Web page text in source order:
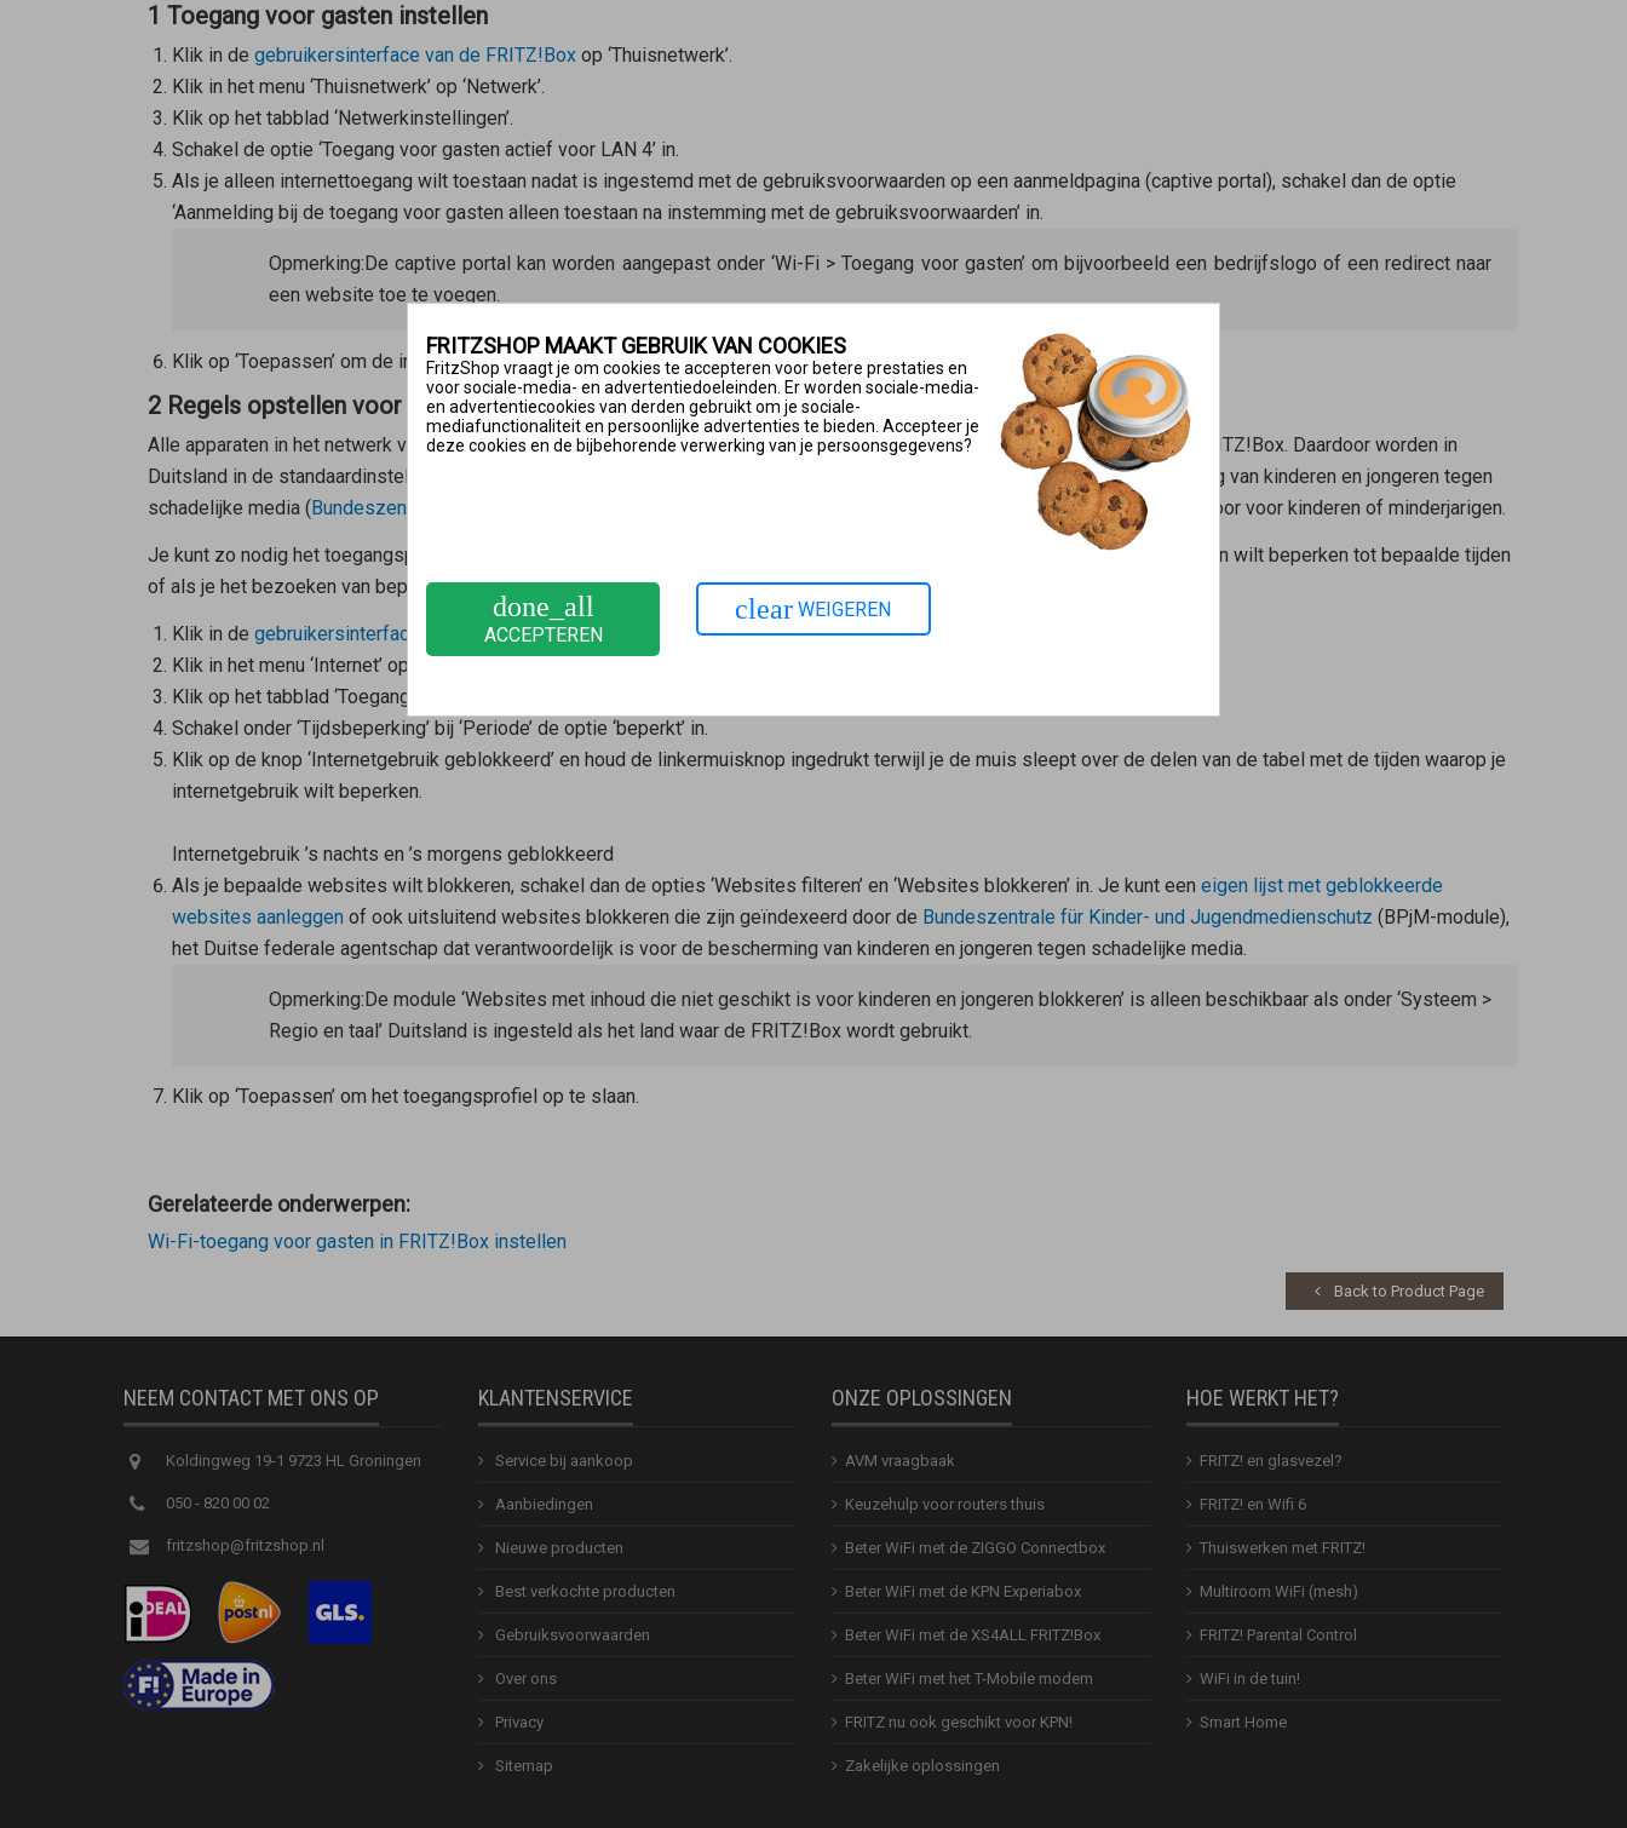
1 Toegang voor gasten instellen
Klik in de gebruikersinterface van de FRITZ!Boxop ‘Thuisnetwerk’.
Klik in het menu ‘Thuisnetwerk’ op ‘Netwerk’.
Klik op het tabblad ‘Netwerkinstellingen’.
Schakel de optie ‘Toegang voor gasten actief voor LAN 4’ in.
Als je alleen internettoegang wilt toestaan nadat is ingestemd met de gebruiksvoorwaarden op een aanmeldpagina (captive portal), schakel dan de optie
‘Aanmelding bij de toegang voor gasten alleen toestaan na instemming met de gebruiksvoorwaarden’ in.
Opmerking:De captive portal kan worden aangepast onder ‘Wi-Fi > Toegang voor gasten’ om bijvoorbeeld een bedrijfslogo of een redirect naar
een website toe te voegen.
Klik op ‘Toepassen’ om de instellingen op te slaan.
2 Regels opstellen voor internetgebruik via de toegang voor gasten
Alle apparaten in het netwerk voor gasten zijn ondergeschikt aan het toegangsprofiel ‘Gast’ van het ouderlijk toezicht van de FRITZ!Box. Daardoor worden in
Duitsland in de standaardinstellingen alle websites geblokkeerd, die door het Duitse federale agentschap voor de bescherming van kinderen en jongeren tegen
schadelijke media (Bundeszentrale für Kinder- und Jugendmedienschutz ) zijn aangewezen als aanstootgevend of schadelijk voor voor kinderen of minderjarigen.
Je kunt zo nodig het toegangsprofiel ‘Gast’ handmatig wijzigen als je bijvoorbeeld het internetgebruik in het netwerk voor gasten wilt beperken tot bepaalde tijden
of als je het bezoeken van bepaalde websites wilt verbieden:
Klik in de gebruikersinterface van de FRITZ!Boxop ‘Internet’.
Klik in het menu ‘Internet’ op ‘Filters’.
Klik op het tabblad ‘Toegangsprofielen’ en vervolgens bij het profiel ‘Gast’ op de knop
Schakel onder ‘Tijdsbeperking’ bij ‘Periode’ de optie ‘beperkt’ in.
Klik op de knop ‘Internetgebruik geblokkeerd’ en houd de linkermuisknop ingedrukt terwijl je de muis sleept over de delen van de tabel met de tijden waarop je
internetgebruik wilt beperken.
Internetgebruik ’s nachts en ’s morgens geblokkeerd
Als je bepaalde websites wilt blokkeren, schakel dan de opties ‘Websites filteren’ en ‘Websites blokkeren’ in. Je kunt een eigen lijst met geblokkeerde
websites aanleggen of ook uitsluitend websites blokkeren die zijn geïndexeerd door de Bundeszentrale für Kinder- und Jugendmedienschutz (BPjM-module),
het Duitse federale agentschap dat verantwoordelijk is voor de bescherming van kinderen en jongeren tegen schadelijke media.
Opmerking:De module ‘Websites met inhoud die niet geschikt is voor kinderen en jongeren blokkeren’ is alleen beschikbaar als onder ‘Systeem >
Regio en taal’ Duitsland is ingesteld als het land waar de FRITZ!Box wordt gebruikt.
Klik op ‘Toepassen’ om het toegangsprofiel op te slaan.
Gerelateerde onderwerpen:
Wi-Fi-toegang voor gasten in FRITZ!Box instellen
Back to Product Page
NEEM CONTACT MET ONS OP
Koldingweg 19-1 9723 HL Groningen
050 - 820 00 02
fritzshop@fritzshop.nl
KLANTENSERVICE
Service bij aankoop
Aanbiedingen
Nieuwe producten
Best verkochte producten
Gebruiksvoorwaarden
Over ons
Privacy
Sitemap
ONZE OPLOSSINGEN
AVM vraagbaak
Keuzehulp voor routers thuis
Beter WiFi met de ZIGGO Connectbox
Beter WiFi met de KPN Experiabox
Beter WiFi met de XS4ALL FRITZ!Box
Beter WiFi met het T-Mobile modem
FRITZ nu ook geschikt voor KPN!
Zakelijke oplossingen
HOE WERKT HET?
FRITZ! en glasvezel?
FRITZ! en Wifi 6
Thuiswerken met FRITZ!
Multiroom WiFi (mesh)
FRITZ! Parental Control
WiFi in de tuin!
Smart Home
FRITZSHOP MAAKT GEBRUIK VAN COOKIES
FritzShop vraagt je om cookies te accepteren voor betere prestaties en
voor sociale-media- en advertentiedoeleinden. Er worden sociale-media-
en advertentiecookies van derden gebruikt om je sociale-
mediafunctionaliteit en persoonlijke advertenties te bieden. Accepteer je
deze cookies en de bijbehorende verwerking van je persoonsgegevens?
done_all
ACCEPTEREN
clear WEIGEREN